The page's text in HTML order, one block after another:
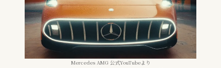
Mercedes AMG 公式YouTubeより